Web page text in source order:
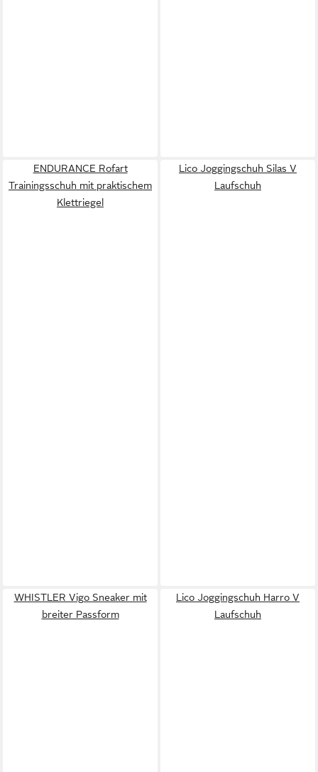
ENDURANCE Rofart
Trainingsschuh mit praktischem
Klettriegel
Lico Joggingschuh Silas V
Laufschuh
WHISTLER Vigo Sneaker mit
breiter Passform
Lico Joggingschuh Harro V
Laufschuh